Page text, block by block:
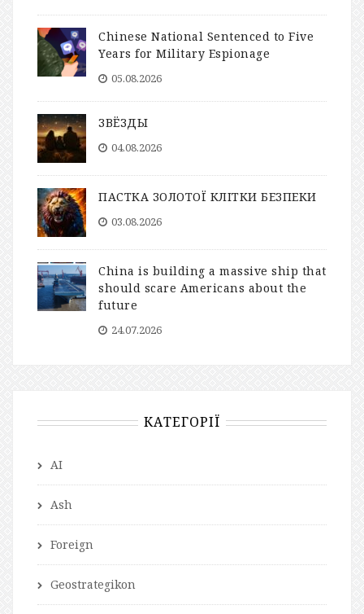
Chinese National Sentenced to Five
Years for Military Espionage
05.08.2026
ЗВЁЗДЫ
04.08.2026
ПАСТКА ЗОЛОТОЇ КЛІТКИ БЕЗПЕКИ
03.08.2026
China is building a massive ship that
should scare Americans about the
future
24.07.2026
КАТЕГОРІЇ
AI
Ash
Foreign
Geostrategikon